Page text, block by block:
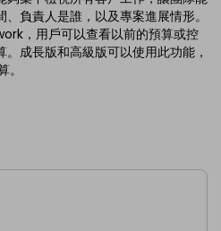
負責人是誰，以及專案進展情形。
，用戶可以查看以前的預算或控
成長版和高級版可以使用此功能，